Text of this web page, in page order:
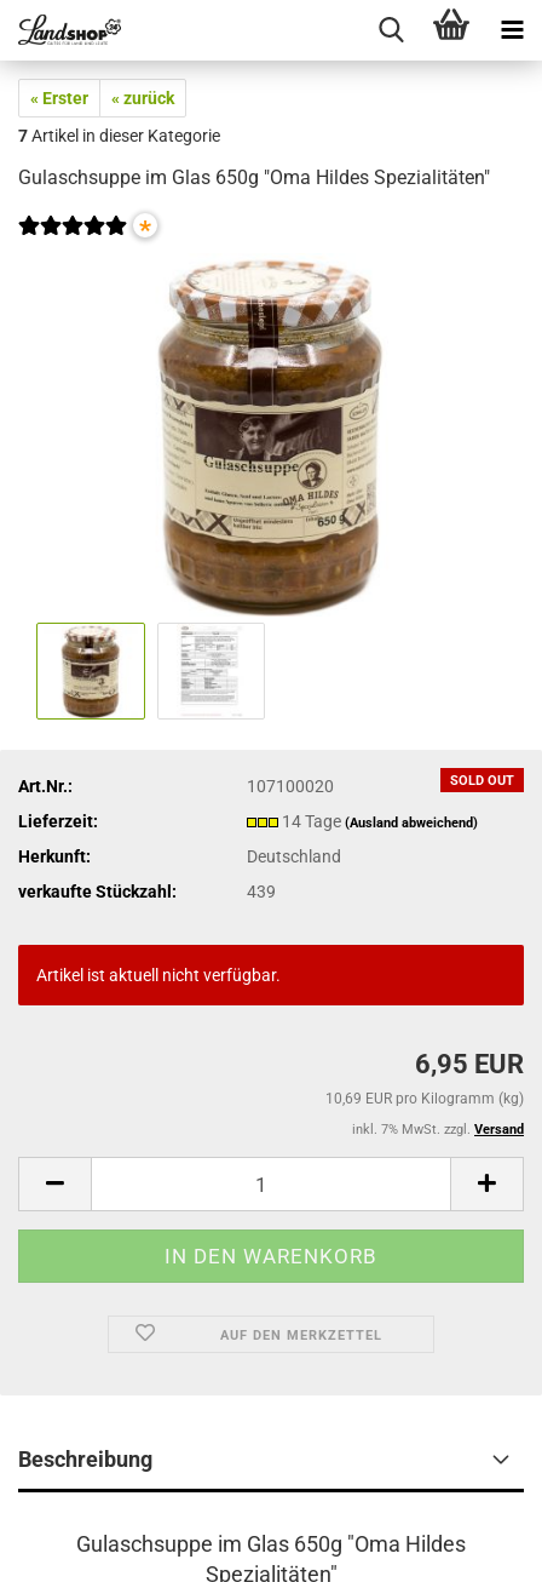
« Erster
« zurück
7Artikel in dieser Kategorie
Gulaschsuppe im Glas 650g "Oma Hildes Spezialitäten"
*
SOLD OUT
Art.Nr.:
107100020
Lieferzeit:
14 Tage(Ausland abweichend)
Herkunft:
Deutschland
verkaufte Stückzahl:
439
Artikel ist aktuell nicht verfügbar.
6,95 EUR
10,69 EUR pro Kilogramm (kg)
inkl. 7% MwSt. zzgl. Versand
AUF DEN MERKZETTEL
Beschreibung
Gulaschsuppe im Glas 650g "Oma Hildes
Spezialitäten"